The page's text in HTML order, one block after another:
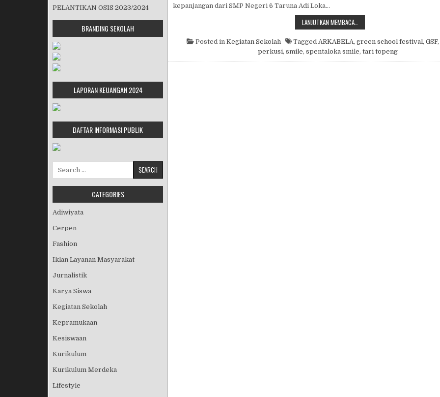
kepanjangan dari SMP Negeri 6 Taruna Adi Loka…
LANJUTKAN MEMBACA…
Posted in Kegiatan Sekolah Tagged ARKABELA, green school festival, GSF,
perkusi, smile, spentaloka smile, tari topeng
PELANTIKAN OSIS 2023/2024
BRANDING SEKOLAH
LAPORAN KEUANGAN 2024
DAFTAR INFORMASI PUBLIK
Search for:
CATEGORIES
Adiwiyata
Cerpen
Fashion
Iklan Layanan Masyarakat
Jurnalistik
Karya Siswa
Kegiatan Sekolah
Kepramukaan
Kesiswaan
Kurikulum
Kurikulum Merdeka
Lifestyle